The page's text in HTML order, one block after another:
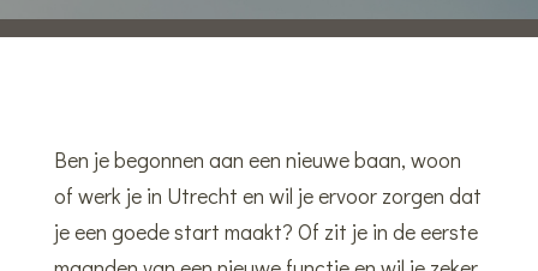
Ben je begonnen aan een nieuwe baan, woon
of werk je in Utrecht en wil je ervoor zorgen dat
je een goede start maakt? Of zit je in de eerste